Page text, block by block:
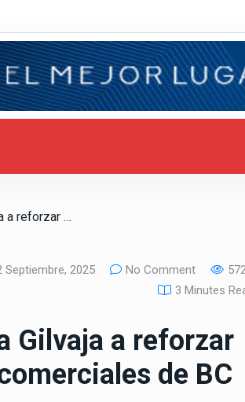
/ Exhorta diputada Yohana Gilvaja a reforzar la seguridad en centros comerciales de BC
Septiembre, 2025 No Comment
3 Minutes
Gilvaja a reforzar
de BC